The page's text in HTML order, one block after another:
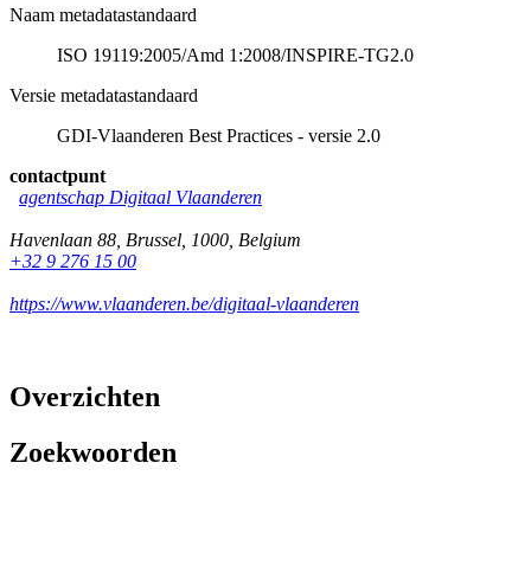
Naam metadatastandaard
ISO 19119:2005/Amd 1:2008/INSPIRE-TG2.0
Versie metadatastandaard
GDI-Vlaanderen Best Practices - versie 2.0
contactpunt
agentschap Digitaal Vlaanderen
Havenlaan 88 Brussel 1000 Belgium
+32 9 276 15 00
https://www.vlaanderen.be/digitaal-vlaanderen
Overzichten
Zoekwoorden